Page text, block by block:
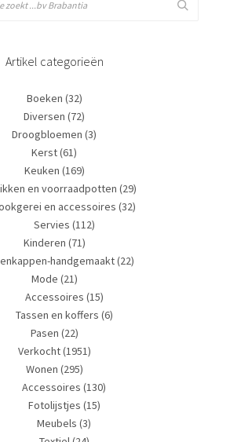
Artikel categorieën
Boeken (32)
Diversen (72)
Droogbloemen (3)
Kerst(61)
Keuken (169)
en voorraadpotten (29)
en accessoires (32)
Servies (112)
Kinderen (71)
handgemaakt(22)
Mode (21)
Accessoires (15)
Tassen en koffers (6)
Pasen (22)
Verkocht(1951)
Wonen (295)
Accessoires (130)
Fotolijstjes (15)
Meubels (3)